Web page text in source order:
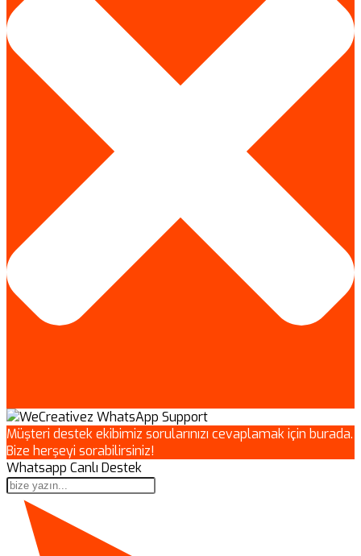
Müşteri destek ekibimiz sorularınızı cevaplamak için burada.
Bize herşeyi sorabilirsiniz!
Whatsapp Canlı Destek